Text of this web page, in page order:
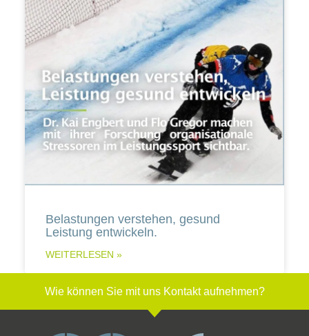
Belastungen verstehen, gesund
Leistung entwickeln.
WEITERLESEN »
Wie können Sie mit uns Kontakt aufnehmen?